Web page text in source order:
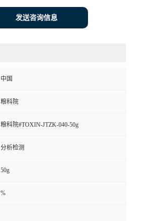
发送咨询信息
中国
粮科院
粮科院#TOXIN-JTZK-040-50g
分析检测
50g
%